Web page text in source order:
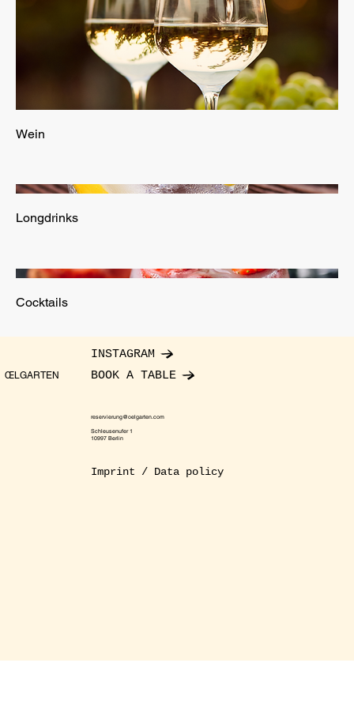
Wein
Longdrinks
Cocktails
ŒLGARTEN
INSTAGRAM
BOOK A TABLE
reservierung@oelgarten.com
Schleusenufer 1
10997 Berlin
Imprint / Data policy